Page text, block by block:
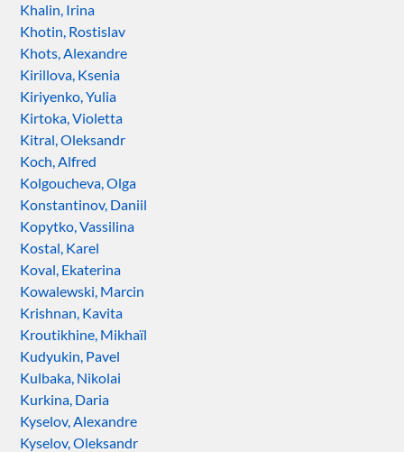
Khalin, Irina
Khotin, Rostislav
Khots, Alexandre
Kirillova, Ksenia
Kiriyenko, Yulia
Kirtoka, Violetta
Kitral, Oleksandr
Koch, Alfred
Kolgoucheva, Olga
Konstantinov, Daniil
Kopytko, Vassilina
Kostal, Karel
Koval, Ekaterina
Kowalewski, Marcin
Krishnan, Kavita
Kroutikhine, Mikhaïl
Kudyukin, Pavel
Kulbaka, Nikolai
Kurkina, Daria
Kyselov, Alexandre
Kyselov, Oleksandr